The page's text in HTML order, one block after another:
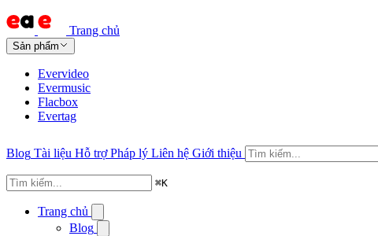
Trang chủ
Sản phẩm
Evervideo
Evermusic
Flacbox
Evertag
Blog Tài liệu Hỗ trợ Pháp lý Liên hệ Giới thiệu
⌘K
Trang chủ
Blog